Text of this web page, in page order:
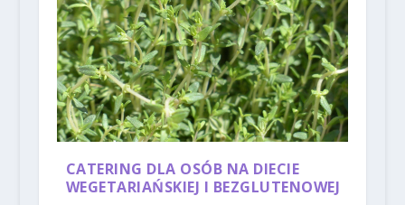
CATERING DLA OSÓB NA DIECIE
WEGETARIAŃSKIEJ I BEZGLUTENOWEJ